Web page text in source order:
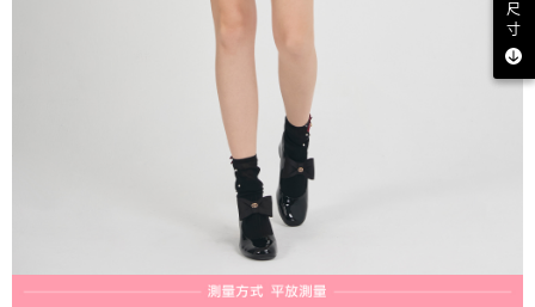
尺
寸